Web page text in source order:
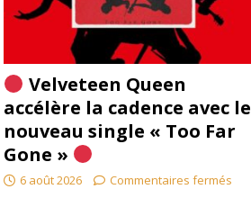
Velveteen Queen
accélère la cadence avec le
nouveau single « Too Far
Gone »
6 août 2026 Commentaires fermés